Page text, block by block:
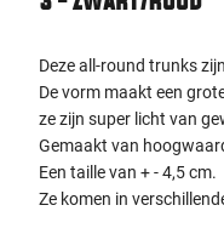
Deze all-round trunks
De vorm maakt een
ze zijn super licht van
Gemaakt van
Een taille van + - 4,5 cm.
Ze komen in